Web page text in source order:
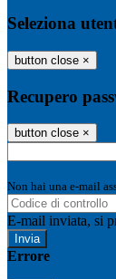
Seleziona
button close ×
Recupero
button close ×
Non hai una e-mail
E-mail inviata, si
Errore